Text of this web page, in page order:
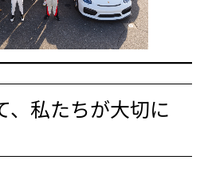
、私たちが大切に